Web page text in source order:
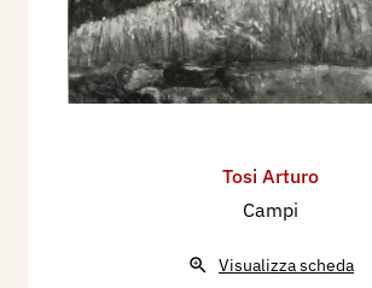
Tosi Arturo
Campi
Visualizza scheda